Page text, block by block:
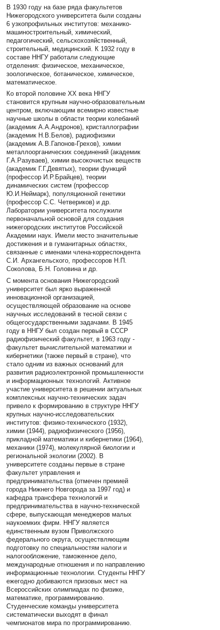
В 1930 году на базе ряда факультетов
Нижегородского университета были созданы
6 узкопрофильных институтов: механико-
машиностроительный, химический,
педагогический, сельскохозяйственный,
строительный, медицинский. К 1932 году в
составе ННГУ работали следующие
отделения: физическое, механическое,
зоологическое, ботаническое, химическое,
математическое.
Ко второй половине XX века ННГУ
становится крупным научно-образовательным
центром, включающим всемирно известные
научные школы в области теории колебаний
(академик А.А.Андронов), кристаллографии
(академик Н.В.Белов), радиофизики
(академик А.В.Гапонов-Грехов), химии
металлоорганических соединений (академик
Г.А.Разуваев), химии высокочистых веществ
(академик Г.Г.Девятых), теории функций
(профессор И.Р.Брайцев), теории
динамических систем (профессор
Ю.И.Неймарк), популяционной генетики
(профессор С.С. Четвериков) и др.
Лаборатории университета послужили
первоначальной основой для создания
нижегородских институтов Российской
Академии наук. Имели место значительные
достижения и в гуманитарных областях,
связанные с именами члена-корреспондента
С.И. Архангельского, профессоров Н.П.
Соколова, Б.Н. Головина и др.
С момента основания Нижегородский
университет был ярко выраженной
инновационной организацией,
осуществляющей образование на основе
научных исследований в тесной связи с
общегосударственными задачами. В 1945
году в ННГУ был создан первый в СССР
радиофизический факультет, в 1963 году -
факультет вычислительной математики и
кибернетики (также первый в стране), что
стало одним из важных оснований для
развития радиоэлектронной промышленности
и информационных технологий. Активное
участие университета в решении актуальных
комплексных научно-технических задач
привело к формированию в структуре ННГУ
крупных научно-исследовательских
институтов: физико-технического (1932),
химии (1944), радиофизического (1956),
прикладной математики и кибернетики (1964),
механики (1974), молекулярной биологии и
региональной экологии (2002). В
университете созданы первые в стране
факультет управления и
предпринимательства (отмечен премией
города Нижнего Новгорода за 1997 год) и
кафедра трансфера технологий и
предпринимательства в научно-технической
сфере, выпускающая менеджеров малых
наукоемких фирм. ННГУ является
единственным вузом Приволжского
федерального округа, осуществляющим
подготовку по специальностям налоги и
налогообложение, таможенное дело,
международные отношения и по направлению
информационные технологии. Студенты ННГУ
ежегодно добиваются призовых мест на
Всероссийских олимпиадах по физике,
математике, программированию.
Студенческие команды университета
систематически выходят в финал
чемпионатов мира по программированию.